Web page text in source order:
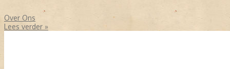
Over Ons
Lees verder »